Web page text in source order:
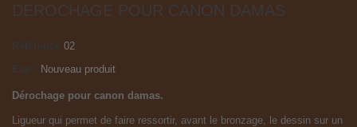
DEROCHAGE POUR CANON DAMAS
Référence
02
Nouveau produit
Dérochage pour canon damas.
Ligueur qui permet de faire ressortir, avant le bronzage, le dessin sur un